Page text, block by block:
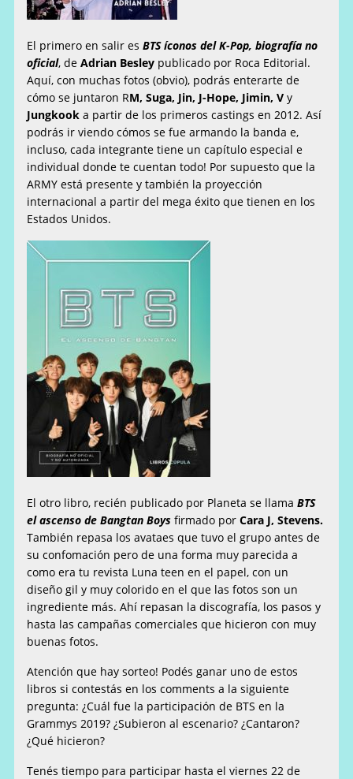
El primero en salir esBTS íconos del K-Pop, biografía no
oficial, deAdrian Besley publicado por Roca Editorial.
Aquí, con muchas fotos (obvio), podrás enterarte de
cómo se juntaron RM, Suga, Jin, J-Hope, Jimin, Vy
Jungkook a partir de los primeros castings en 2012. Así
podrás ir viendo cómos se fue armando la banda e,
incluso, cada integrante tiene un capítulo especial e
individual donde te cuentan todo! Por supuesto que la
ARMY está presente y también la proyección
internacional a partir del mega éxito que tienen en los
Estados Unidos.
El otro libro, recién publicado por Planeta se llamaBTS
el ascenso de Bangtan Boys firmado porCara J, Stevens.
También repasa los avataes que tuvo el grupo antes de
su confomación pero de una forma muy parecida a
como era tu revista Luna teen en el papel, con un
diseño gil y muy colorido en el que las fotos son un
ingrediente más. Ahí repasan la discografía, los pasos y
hasta las campañas comerciales que hicieron con muy
buenas fotos.
Atención que hay sorteo! Podés ganar uno de estos
libros si contestás en los comments a la siguiente
pregunta: ¿Cuál fue la participación de BTS en la
Grammys 2019? ¿Subieron al escenario? ¿Cantaron?
¿Qué hicieron?
Tenés tiempo para participar hasta el viernes 22 de